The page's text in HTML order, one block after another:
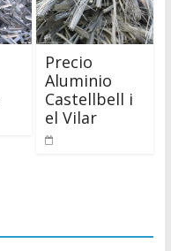
Precio
Aluminio
Castellbell i
el Vilar